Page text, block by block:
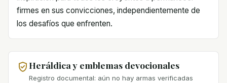
firmes en sus convicciones, independientemente de
los desafíos que enfrenten.
Heráldica y emblemas devocionales
Registro documental: aún no hay armas verificadas